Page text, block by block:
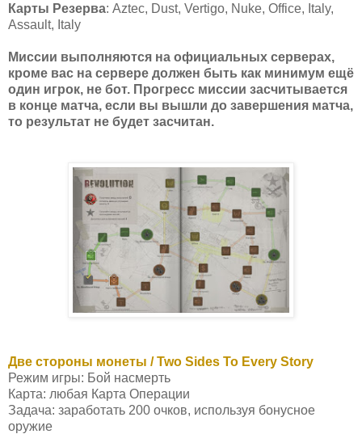
Карты Резерва: Aztec, Dust, Vertigo, Nuke, Office, Italy,
Assault, Italy
Миссии выполняются на официальных серверах,
кроме вас на сервере должен быть как минимум ещё
один игрок, не бот. Прогресс миссии засчитывается
в конце матча, если вы вышли до завершения матча,
то результат не будет засчитан.
Две стороны монеты / Two Sides To Every Story
Режим игры: Бой насмерть
Карта: любая Карта Операции
Задача: заработать 200 очков, используя бонусное
оружие